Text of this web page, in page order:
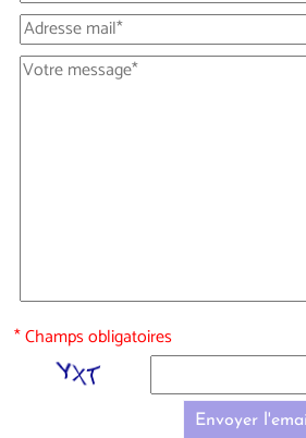
* Champs obligatoires
Envoyer l'email